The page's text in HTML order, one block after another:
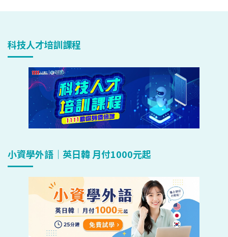
科技人才培訓課程
小資學外語｜英日韓 月付1000元起